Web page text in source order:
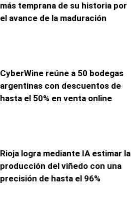
más temprana de su historia por
el avance de la maduración
CyberWine reúne a 50 bodegas
argentinas con descuentos de
hasta el 50% en venta online
Rioja logra mediante IA estimar la
producción del viñedo con una
precisión de hasta el 96%